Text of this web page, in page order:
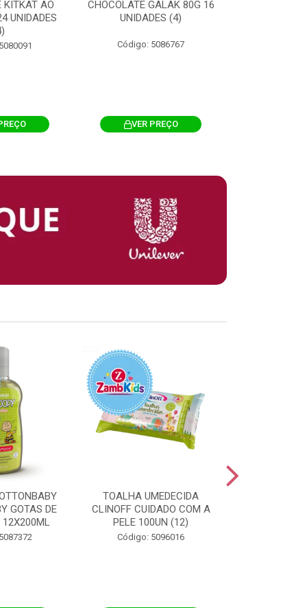
KITKAT AO
UNIDADES
CHOCOLATE GALAK 80G 16
UNIDADES (4)
Código: 5086767
VER PREÇO
GOTAS DE
TOALHA UMEDECIDA
CLINOFF CUIDADO COM A
PELE 100UN (12)
Código: 5096016